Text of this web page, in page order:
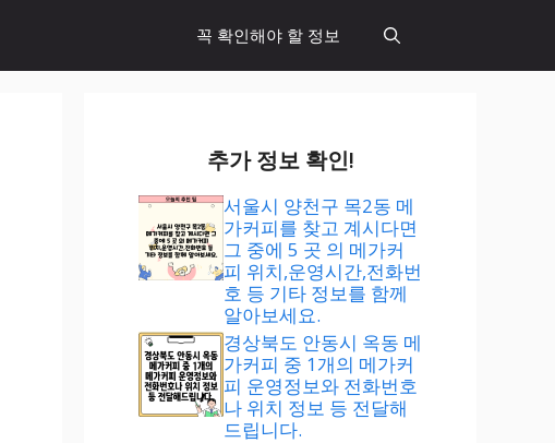
꼭 확인해야 할 정보
추가 정보 확인!
서울시 양천구 목2동 메
가커피를 찾고 계시다면
그 중에 5 곳 의 메가커
피 위치,운영시간,전화번
호 등 기타 정보를 함께
알아보세요.
경상북도 안동시 옥동 메
가커피 중 1개의 메가커
피 운영정보와 전화번호
나 위치 정보 등 전달해
드립니다.